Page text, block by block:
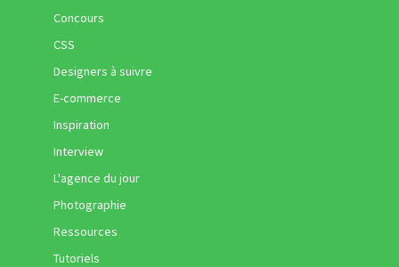
Concours
CSS
Designers à suivre
E-commerce
Inspiration
Interview
L'agence du jour
Photographie
Ressources
Tutoriels